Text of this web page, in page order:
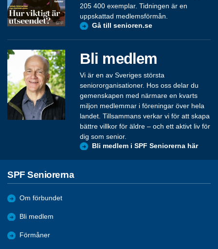
205 400 exemplar. Tidningen är en
uppskattad medlemsförmån.
Gå till senioren.se
Bli medlem
Vi är en av Sveriges största
seniororganisationer. Hos oss delar du
gemenskapen med närmare en kvarts
miljon medlemmar i föreningar över hela
landet. Tillsammans verkar vi för att skapa
bättre villkor för äldre – och ett aktivt liv för
dig som senior.
Bli medlem i SPF Seniorerna här
SPF Seniorerna
Om förbundet
Bli medlem
Förmåner